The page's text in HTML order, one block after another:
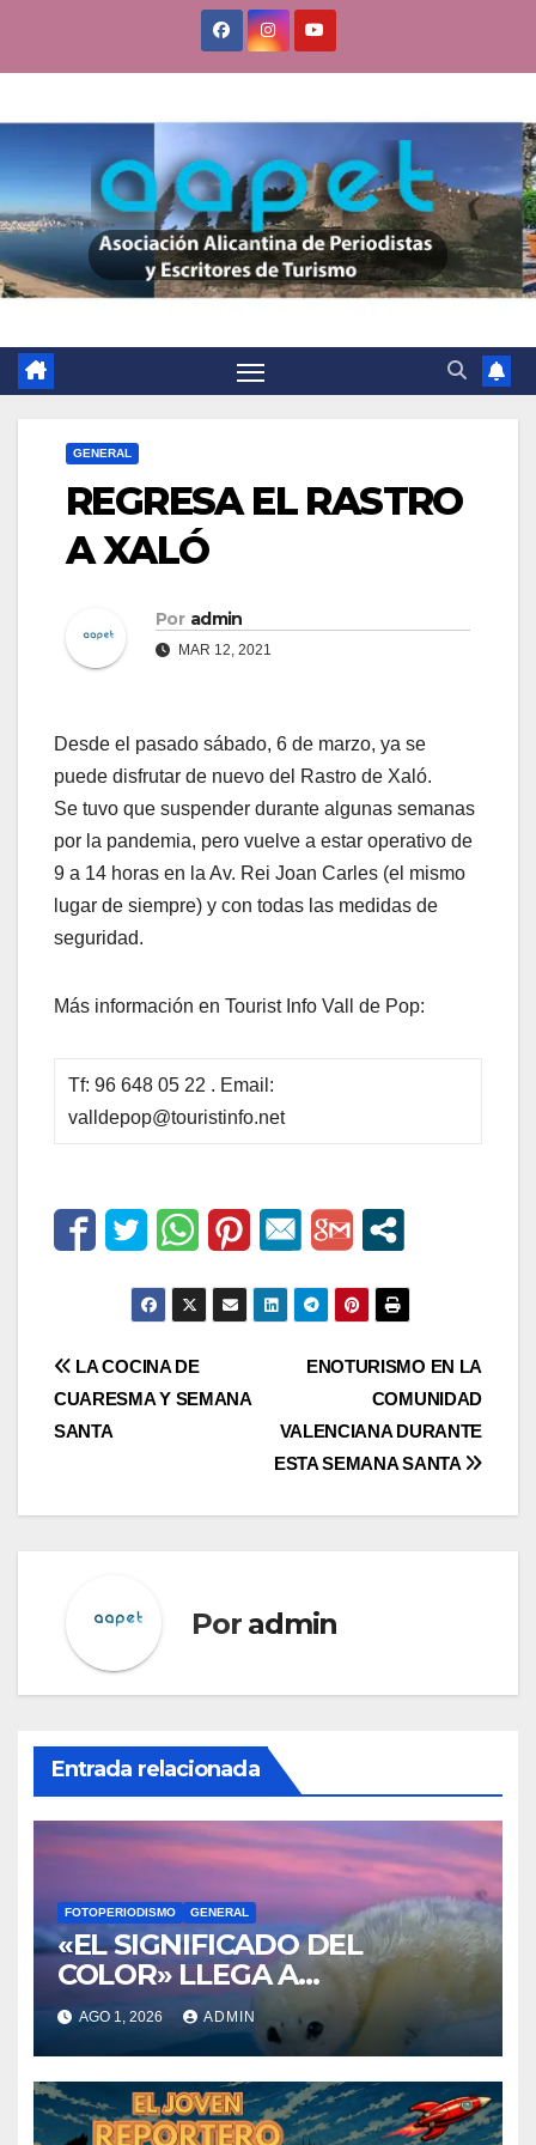
GENERAL
REGRESA EL RASTRO
A XALÓ
Por admin
MAR 12, 2021
Desde el pasado sábado, 6 de marzo, ya se
puede disfrutar de nuevo del Rastro de Xaló.
Se tuvo que suspender durante algunas semanas
por la pandemia, pero vuelve a estar operativo de
9 a 14 horas en la Av. Rei Joan Carles (el mismo
lugar de siempre) y con todas las medidas de
seguridad.
Más información en Tourist Info Vall de Pop:
Tf: 96 648 05 22 . Email:
valldepop@touristinfo.net
Navegación
de
ENOTURISMO EN LA
COMUNIDAD
VALENCIANA DURANTE
ESTA SEMANA SANTA
LA COCINA DE
CUARESMA Y SEMANA
SANTA
Por admin
Entrada relacionada
FOTOPERIODISMO GENERAL
«EL SIGNIFICADO DEL
COLOR» LLEGA A
VILLAJOYOSA
AGO 1, 2026 ADMIN